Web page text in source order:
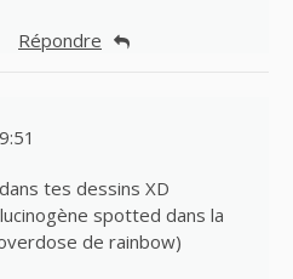
Répondre
tes dessins XD
spotted dans la
de rainbow)